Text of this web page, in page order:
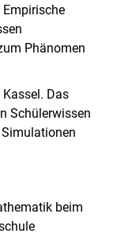
Phänomen
Das
Schülerwissen
beim